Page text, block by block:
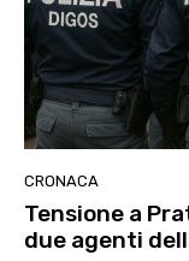
CRONACA
Tensione a
due agenti